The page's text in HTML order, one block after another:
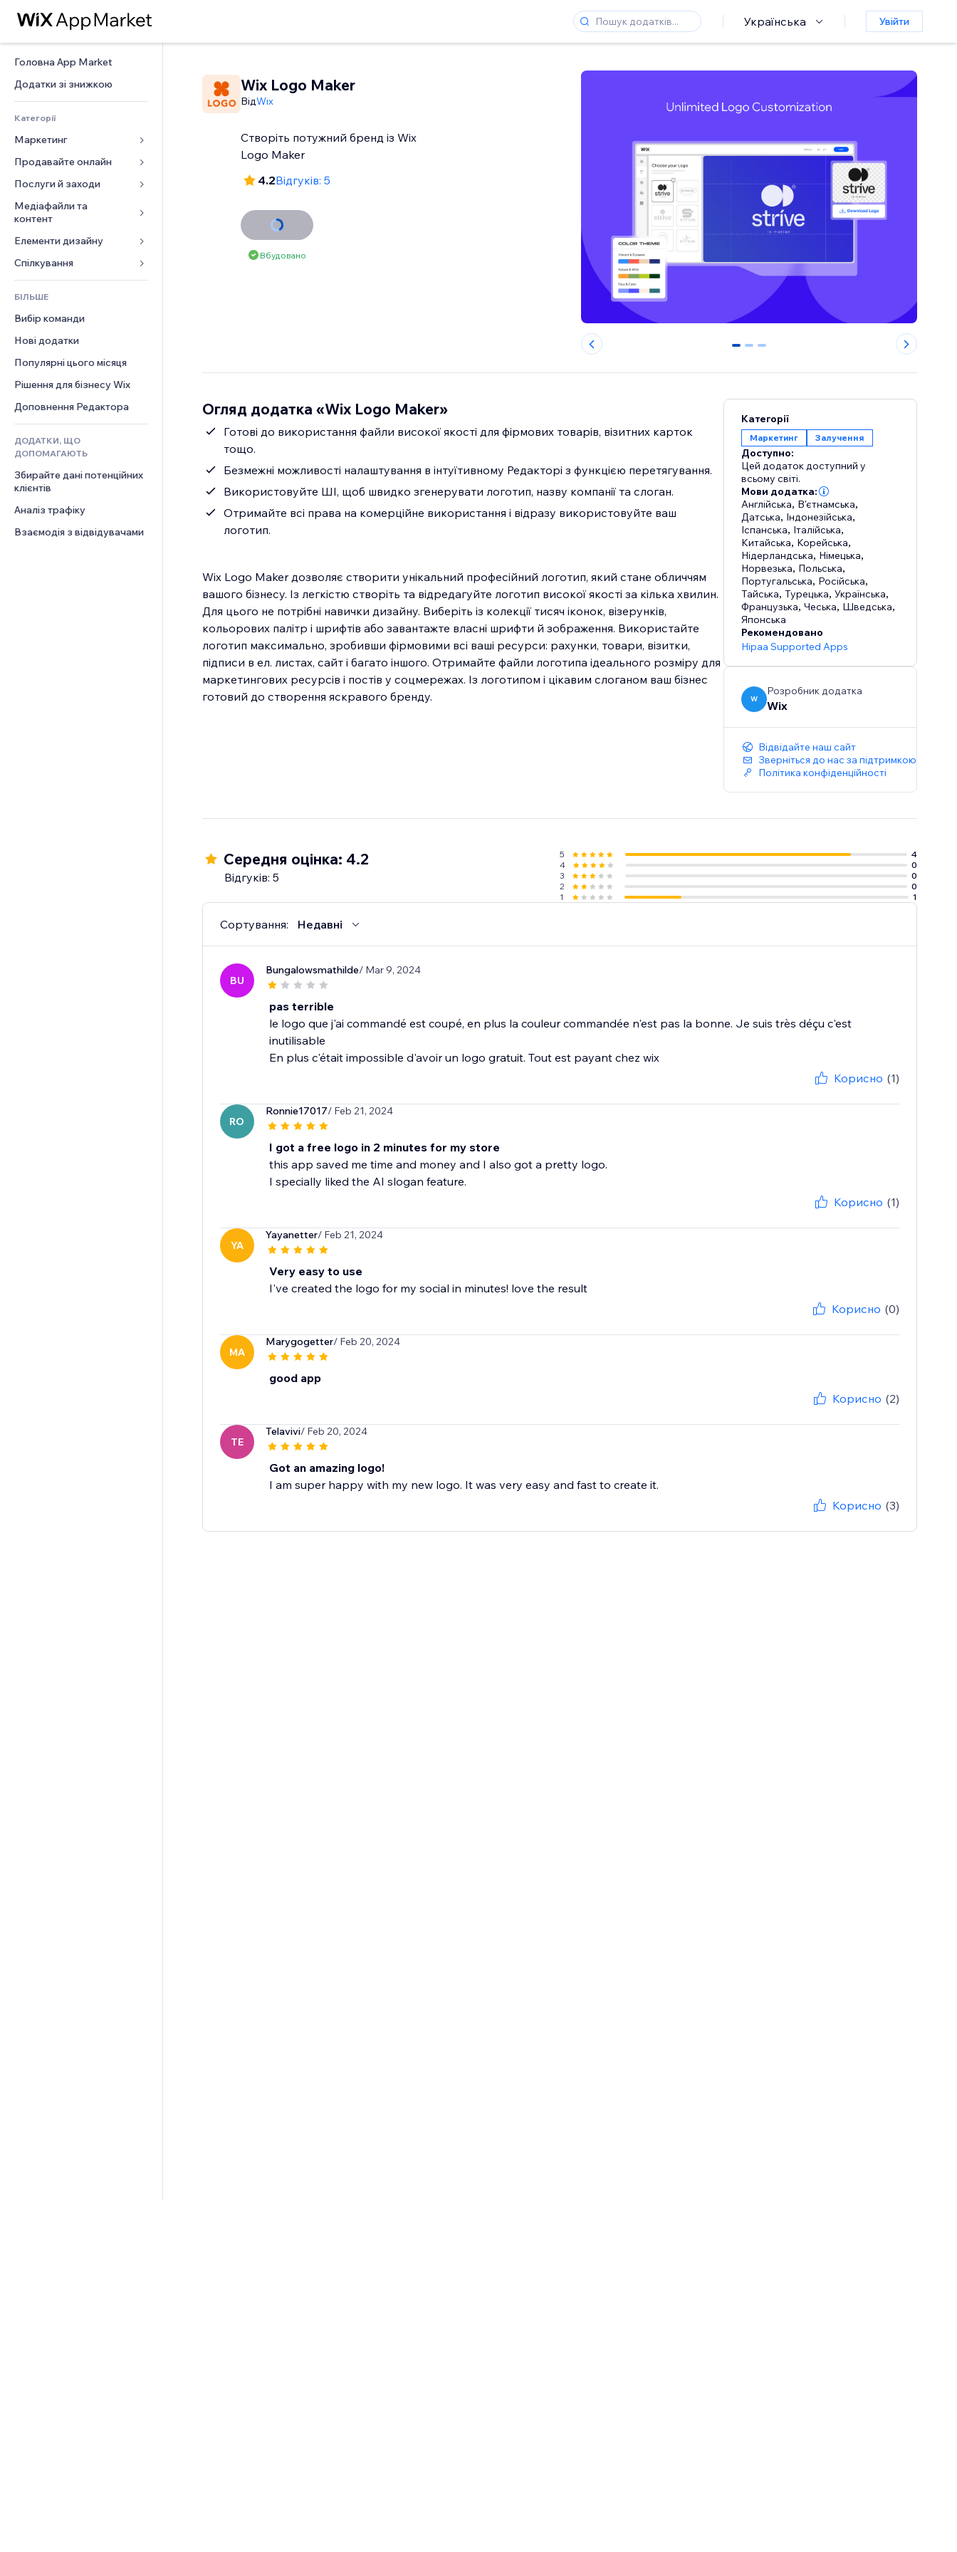
Українська Увійти
Головна App Market
Додатки зі знижкою
Категорії
Маркетинг
Реклама
Мобільний
Аналітика
Соцмережі
SEO
Залучення
Розміщення сайту
Ел. пошта
Конверсія
Продавайте онлайн
Додатки для магазинів
Надсилання та доставка
Кнопки продажу
Онлайн‑курси
Друк на замовлення
Бухгалтерський облік
Купони й лояльність
Рішення для складів
Дропшипінг
Тарифні плани й підписки
Краудфандинг
Їжа та напої
Послуги й заходи
Готелі
Заходи
Ресторани
Нерухомість
Медіафайли та
контент
Галерея
Музика
Подкасти
Фотографія
Відео
PDF
Обмін файлами
Новини
Елементи дизайну
Карти й навігація
Конфіденційність і безпека
Годинник
Шаблони сторінок
Ефекти зображення
Кнопки та меню
Банери та бейджі
Калькулятори
Пошук
Погода
Графіки й таблиці
Форми
Опитування
Чат
Коментарі
Телефон
Спільнота
Відгуки
CRM
БІЛЬШЕ
Вибір команди
Нові додатки
Популярні цього місяця
Рішення для бізнесу Wix
Доповнення Редактора
ДОДАТКИ, ЩО
ДОПОМАГАЮТЬ
Збирайте дані потенційних
клієнтів
Аналіз трафіку
Взаємодія з відвідувачами
Wix Logo Maker
ВідWix
Створіть потужний бренд із Wix
Logo Maker
4.2Відгуків: 5
Вбудовано
0 1 2
Огляд додатка «Wix Logo Maker»
Готові до використання файли високої якості для фірмових товарів, візитних карток
тощо.
Безмежні можливості налаштування в інтуїтивному Редакторі з функцією перетягування.
Використовуйте ШІ, щоб швидко згенерувати логотип, назву компанії та слоган.
Отримайте всі права на комерційне використання і відразу використовуйте ваш
логотип.
Wix Logo Maker дозволяє створити унікальний професійний логотип, який стане обличчям
вашого бізнесу. Із легкістю створіть та відредагуйте логотип високої якості за кілька хвилин.
Для цього не потрібні навички дизайну. Виберіть із колекції тисяч іконок, візерунків,
кольорових палітр і шрифтів або завантажте власні шрифти й зображення. Використайте
логотип максимально, зробивши фірмовими всі ваші ресурси: рахунки, товари, візитки,
підписи в ел. листах, сайт і багато іншого. Отримайте файли логотипа ідеального розміру для
маркетингових ресурсів і постів у соцмережах. Із логотипом і цікавим слоганом ваш бізнес
Категорії
Маркетинг Залучення
Доступно:
Цей додаток доступний у
всьому світі.
Мови додатка:
Англійська, В'єтнамська,
Датська, Індонезійська,
Іспанська, Італійська,
Китайська, Корейська,
Нідерландська, Німецька,
Норвезька, Польська,
Португальська, Російська,
Тайська,Турецька,Українська,
Французька,Чеська, Шведська,
Японська
Рекомендовано
Hipaa Supported Apps
W
Розробник додатка
Wix
Відвідайте наш сайт
Зверніться до нас за підтримкою
Політика конфіденційності
Середня оцінка: 4.2
Відгуків: 5
5
4
4
0
3
0
2
0
1
1
Сортування: Недавні
BU
Bungalowsmathilde/ Mar 9, 2024
pas terrible
le logo que j'ai commandé est coupé, en plus la couleur commandée n'est pas la bonne. Je suis très déçu c'est
inutilisable
En plus c'était impossible d'avoir un logo gratuit. Tout est payant chez wix
Корисно (1)
RO
Ronnie17017/ Feb 21, 2024
I got a free logo in 2 minutes for my store
this app saved me time and money and I also got a pretty logo.
I specially liked the AI slogan feature.
Корисно (1)
YA
Yayanetter/ Feb 21, 2024
Very easy to use
I've created the logo for my social in minutes! love the result
Корисно (0)
MA
Marygogetter/ Feb 20, 2024
good app
Корисно (2)
TE
Telavivi/ Feb 20, 2024
Got an amazing logo!
I am super happy with my new logo. It was very easy and fast to create it.
Корисно (3)